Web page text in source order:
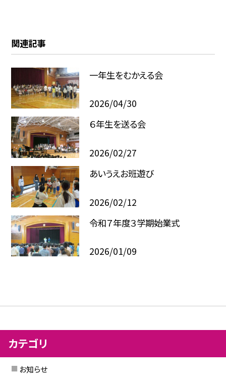
関連記事
一年生をむかえる会
2026/04/30
６年生を送る会
2026/02/27
あいうえお班遊び
2026/02/12
令和７年度３学期始業式
2026/01/09
カテゴリ
お知らせ